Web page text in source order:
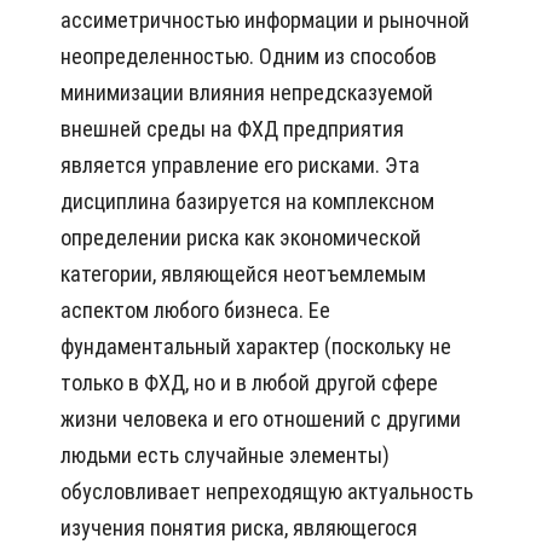
ассиметричностью информации и рыночной
неопределенностью. Одним из способов
минимизации влияния непредсказуемой
внешней среды на ФХД предприятия
является управление его рисками. Эта
дисциплина базируется на комплексном
определении риска как экономической
категории, являющейся неотъемлемым
аспектом любого бизнеса. Ее
фундаментальный характер (поскольку не
только в ФХД, но и в любой другой сфере
жизни человека и его отношений с другими
людьми есть случайные элементы)
обусловливает непреходящую актуальность
изучения понятия риска, являющегося